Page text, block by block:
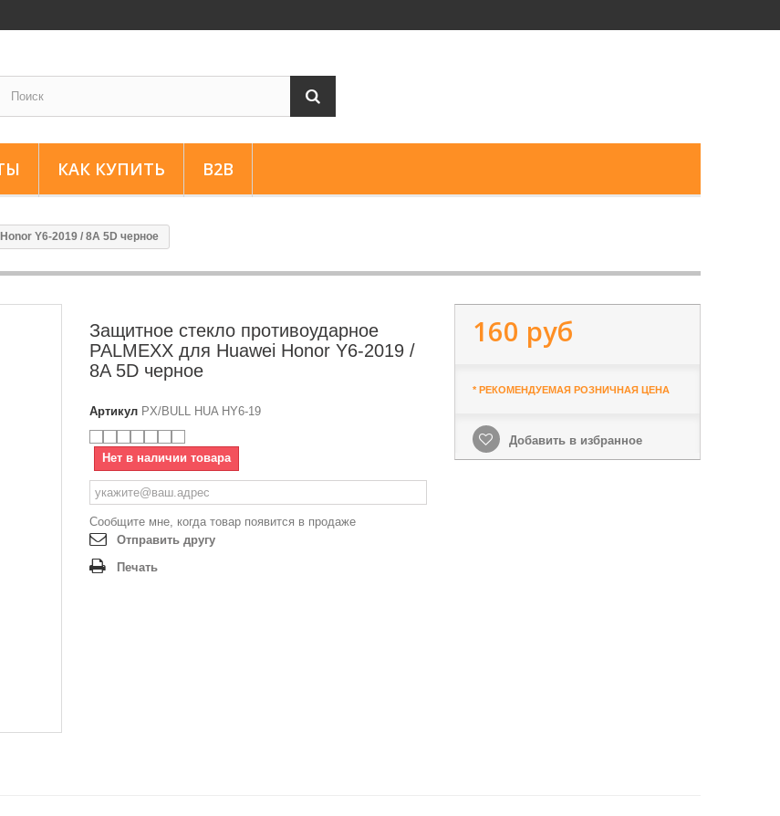
КАК КУПИТЬ B2B
Y6-2019 / 8A 5D черное
Защитное стекло противоударное
PALMEXX для Huawei Honor Y6-2019 /
8A 5D черное
Артикул PX/BULL HUA HY6-19
Нет в наличии товара
Сообщите мне, когда товар появится в продаже
Отправить другу
Печать
160 руб
* РЕКОМЕНДУЕМАЯ РОЗНИЧНАЯ ЦЕНА
Добавить в избранное